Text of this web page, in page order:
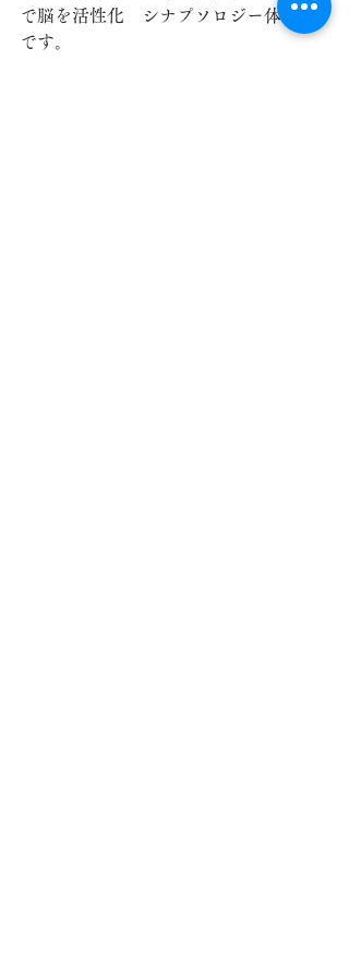
で脳を活性化　シナプソロジー体験会
です。